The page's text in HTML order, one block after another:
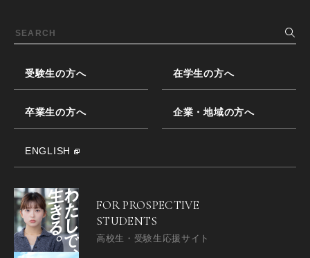
受験生の方へ 在学生の方へ
卒業生の方へ 企業・地域の方へ
ENGLISH
FOR PROSPECTIVE
STUDENTS
高校生・受験生応援サイト